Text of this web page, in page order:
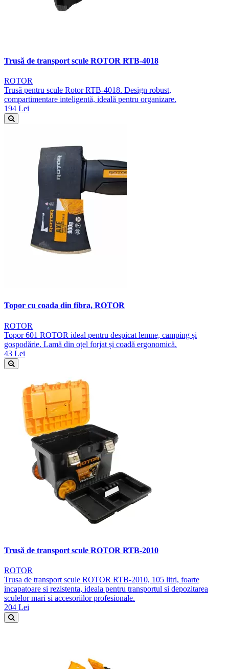
Trusă de transport scule ROTOR RTB-4018
ROTOR
Trusă pentru scule Rotor RTB-4018. Design robust,
compartimentare inteligentă, ideală pentru organizare.
194 Lei
Topor cu coada din fibra, ROTOR
ROTOR
Topor 601 ROTOR ideal pentru despicat lemne, camping și
gospodărie. Lamă din oțel forjat și coadă ergonomică.
43 Lei
Trusă de transport scule ROTOR RTB-2010
ROTOR
Trusa de transport scule ROTOR RTB-2010, 105 litri, foarte
incapatoare si rezistenta, ideala pentru transportul si depozitarea
sculelor mari si accesoriilor profesionale.
204 Lei